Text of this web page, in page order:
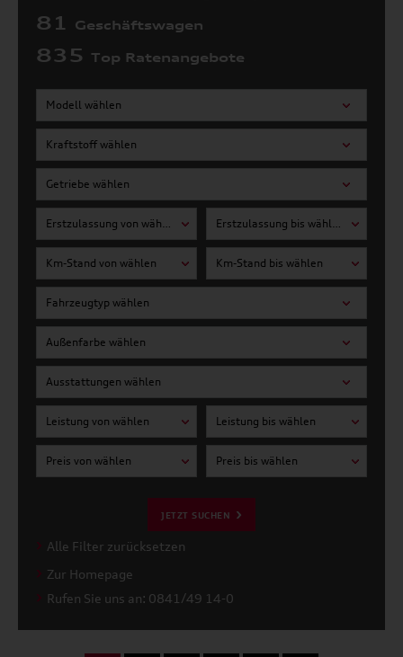
81 Geschäftswagen
835 Top Ratenangebote
Modell wählen
Kraftstoff wählen
Getriebe wählen
Erstzulassung von wählen Erstzulassung bis wählen
Km-Stand von wählen Km-Stand bis wählen
Fahrzeugtyp wählen
Außenfarbe wählen
Ausstattungen wählen
Leistung von wählen Leistung bis wählen
Preis von wählen Preis bis wählen
JETZT SUCHEN
Alle Filter zurücksetzen
Zur Homepage
Rufen Sie uns an: 0841/49 14-0